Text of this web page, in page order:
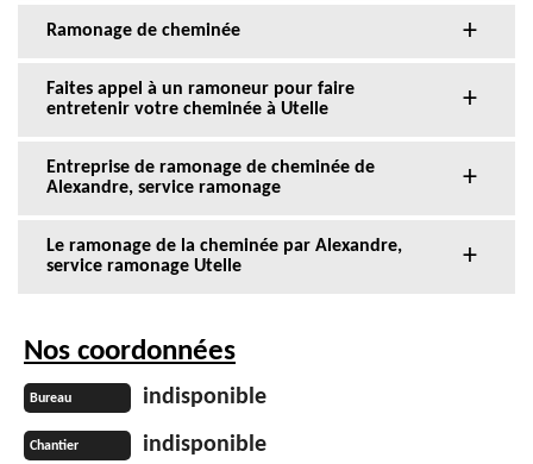
Ramonage de cheminée
Faites appel à un ramoneur pour faire
entretenir votre cheminée à Utelle
Entreprise de ramonage de cheminée de
Alexandre, service ramonage
Le ramonage de la cheminée par Alexandre,
service ramonage Utelle
Nos coordonnées
Bureau indisponible
Chantier indisponible